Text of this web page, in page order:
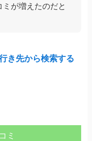
が増えたのだと
き先から検索する
ミ